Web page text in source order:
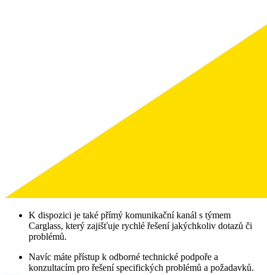
K dispozici je také přímý komunikační kanál s týmem
Carglass, který zajišťuje rychlé řešení jakýchkoliv dotazů či
problémů.
Navíc máte přístup k odborné technické podpoře a
konzultacím pro řešení specifických problémů a požadavků.